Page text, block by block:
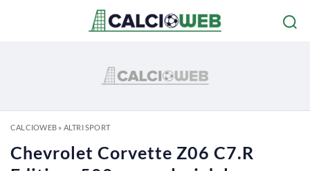
CALCIOWEB» ALTRI SPORT
Chevrolet Corvette Z06 C7.R